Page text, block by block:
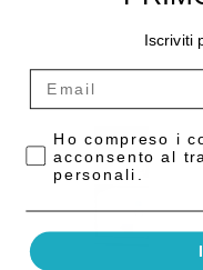
Iscriviti
Privacy Policy
Ho compreso i
acconsento al
personali.